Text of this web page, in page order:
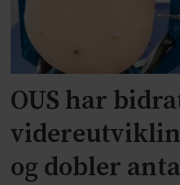
OUS har
og dobler